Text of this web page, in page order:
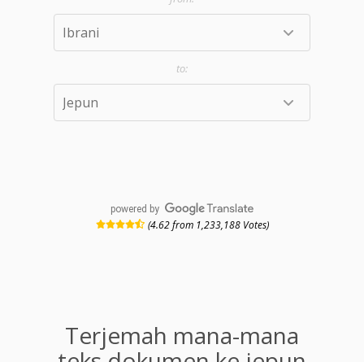
powered by
(4.62 from 1,233,188 Votes)
Terjemah mana-mana